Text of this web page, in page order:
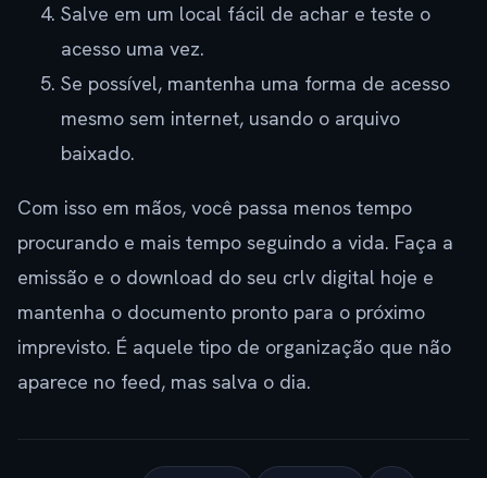
Salve em um local fácil de achar e teste o
acesso uma vez.
Se possível, mantenha uma forma de acesso
mesmo sem internet, usando o arquivo
baixado.
Com isso em mãos, você passa menos tempo
procurando e mais tempo seguindo a vida. Faça a
emissão e o download do seu crlv digital hoje e
mantenha o documento pronto para o próximo
imprevisto. É aquele tipo de organização que não
aparece no feed, mas salva o dia.